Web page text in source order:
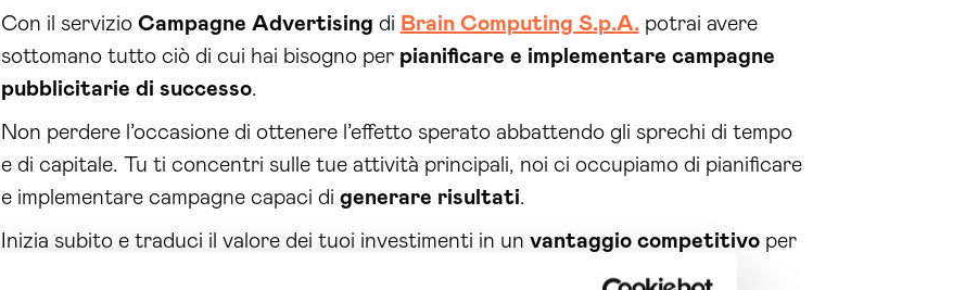
Con il servizio Campagne Advertising di Brain Computing S.p.A. potrai avere
sottomano tutto ciò di cui hai bisogno per pianificare e implementare campagne
pubblicitarie di successo.
Non perdere l’occasione di ottenere l’effetto sperato abbattendo gli sprechi di tempo
e di capitale. Tu ti concentri sulle tue attività principali, noi ci occupiamo di pianificare
e implementare campagne capaci di generare risultati.
Inizia subito e traduci il valore dei tuoi investimenti in un vantaggio competitivoper